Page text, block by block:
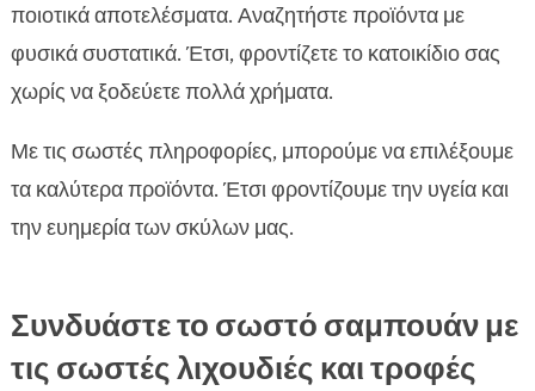
ποιοτικά αποτελέσματα. Αναζητήστε προϊόντα με
φυσικά συστατικά. Έτσι, φροντίζετε το κατοικίδιο σας
χωρίς να ξοδεύετε πολλά χρήματα.
Με τις σωστές πληροφορίες, μπορούμε να επιλέξουμε
τα καλύτερα προϊόντα. Έτσι φροντίζουμε την υγεία και
την ευημερία των σκύλων μας.
Συνδυάστε το σωστό σαμπουάν με
τις σωστές λιχουδιές και τροφές